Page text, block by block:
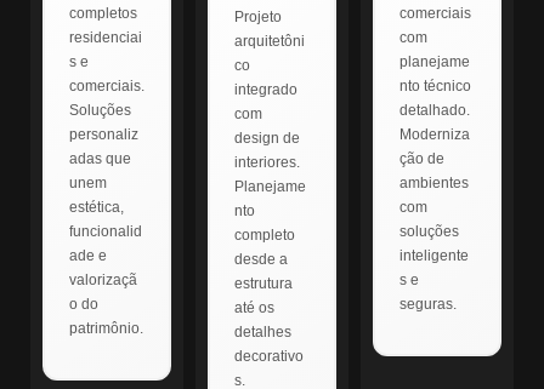
completos
residenciai
s e
comerciais.
Soluções
personaliz
adas que
unem
estética,
funcionalid
ade e
valorizaçã
o do
patrimônio.
Projeto
arquitetôni
co
integrado
com
design de
interiores.
Planejame
nto
completo
desde a
estrutura
até os
detalhes
decorativo
s.
comerciais
com
planejame
nto técnico
detalhado.
Moderniza
ção de
ambientes
com
soluções
inteligente
s e
seguras.